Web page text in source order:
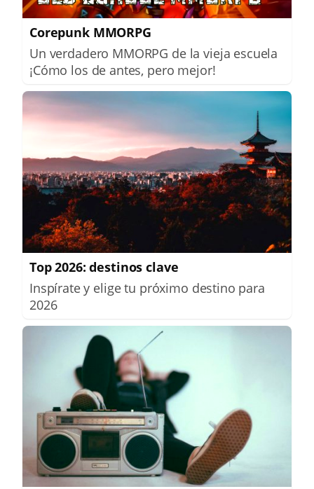
Corepunk MMORPG
Un verdadero MMORPG de la vieja escuela
¡Cómo los de antes, pero mejor!
Top 2026: destinos clave
Inspírate y elige tu próximo destino para
2026